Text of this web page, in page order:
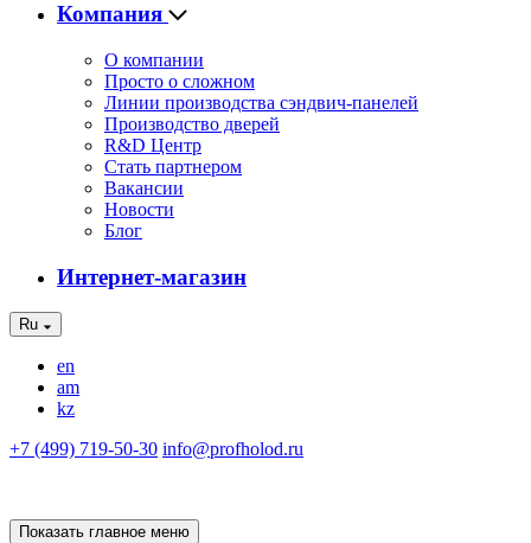
Компания
О компании
Просто о сложном
Линии производства сэндвич-панелей
Производство дверей
R&D Центр
Стать партнером
Вакансии
Новости
Блог
Интернет-магазин
Ru
en
am
kz
+7 (499) 719-50-30 info@profholod.ru
Показать главное меню